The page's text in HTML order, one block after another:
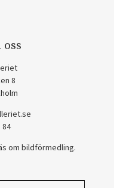
8
84
om bildförmedling.